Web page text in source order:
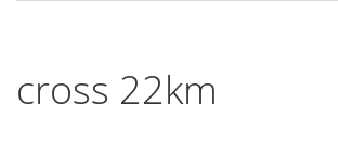
cross 22km